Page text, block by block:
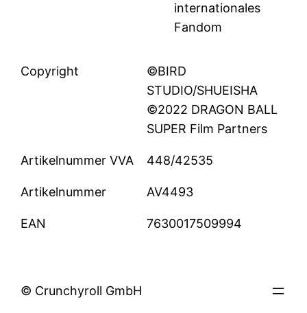
internationales
Fandom
Copyright
©BIRD
STUDIO/SHUEISHA
©2022 DRAGON BALL
SUPER Film Partners
Artikelnummer VVA 448/42535
Artikelnummer AV4493
EAN 7630017509994
© Crunchyroll GmbH